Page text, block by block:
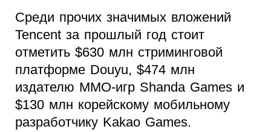
Среди прочих значимых вложений
Tencent за прошлый год стоит
отметить $630 млн стриминговой
платформе Douyu, $474 млн
издателю MMO-игр Shanda Games и
$130 млн корейскому мобильному
разработчику Kakao Games.